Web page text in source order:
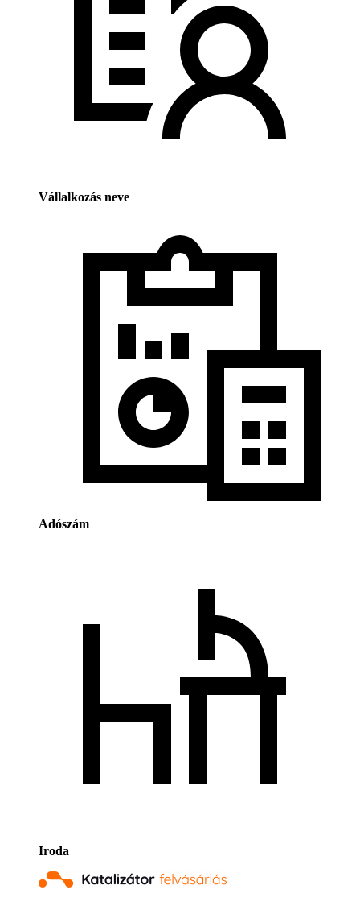
Vállalkozás neve
Adószám
Iroda